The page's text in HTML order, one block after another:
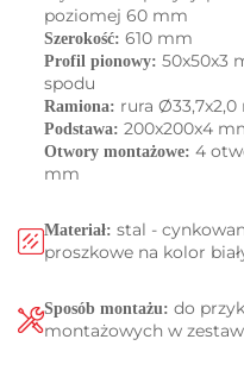
poziomej 60 mm
Szerokość: 610 mm
Profil pionowy: 50x50x3
spodu
Ramiona: rura
Podstawa: 200x200x4
Otwory montażowe: 4
mm
Materiał: stal -
proszkowe na kolor
Sposób montażu: do
montażowych w